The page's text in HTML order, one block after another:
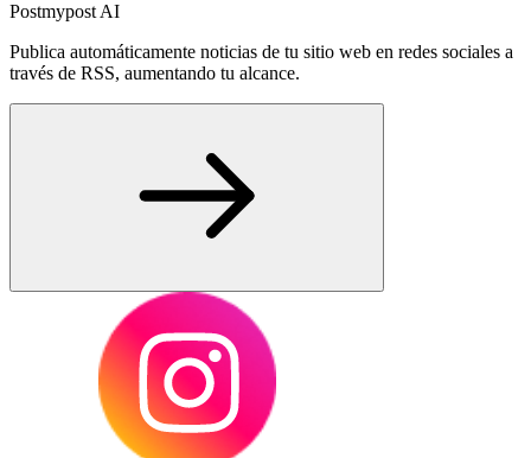
Postmypost AI
Publica automáticamente noticias de tu sitio web en redes sociales a
través de RSS, aumentando tu alcance.